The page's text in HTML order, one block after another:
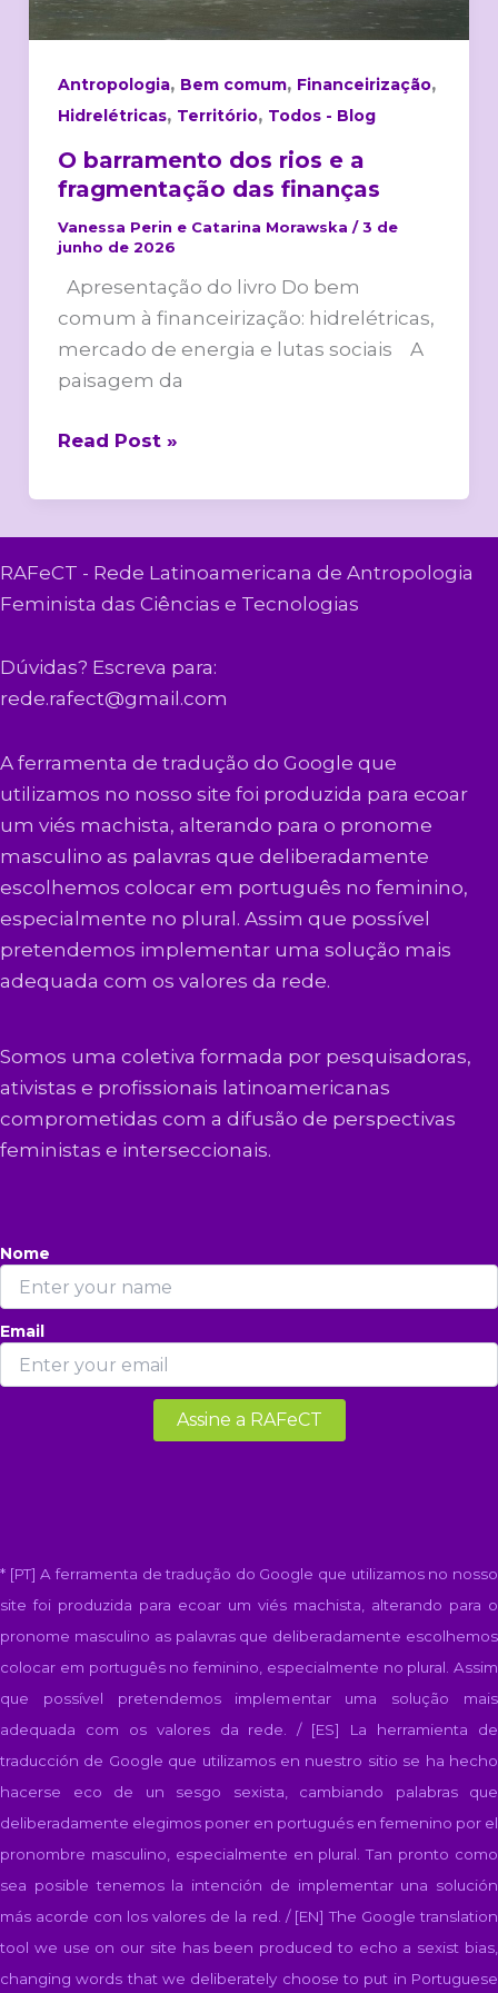
Antropologia, Bem comum, Financeirização,
Hidrelétricas, Território, Todos - Blog
O barramento dos rios e a
fragmentação das finanças
Vanessa Perin e Catarina Morawska /3 de
junho de 2026
Apresentação do livro Do bem
comum à financeirização: hidrelétricas,
mercado de energia e lutas sociais A
paisagem da
a
fragmentação
finanças
Read Post »
RAFeCT - Rede Latinoamericana de Antropologia
Feminista das Ciências e Tecnologias
Dúvidas? Escreva para:
rede.rafect@gmail.com
A ferramenta de tradução do Google que
utilizamos no nosso site foi produzida para ecoar
um viés machista, alterando para o pronome
masculino as palavras que deliberadamente
escolhemos colocar em português no feminino,
especialmente no plural. Assim que possível
pretendemos implementar uma solução mais
adequada com os valores da rede.
Somos uma coletiva formada por pesquisadoras,
ativistas e profissionais latinoamericanas
comprometidas com a difusão de perspectivas
feministas e interseccionais.
Nome
Email
* [PT] A ferramenta de tradução do Google que utilizamos no nosso
site foi produzida para ecoar um viés machista, alterando para o
pronome masculino as palavras que deliberadamente escolhemos
colocar em português no feminino, especialmente no plural. Assim
que possível pretendemos implementar uma solução mais
adequada com os valores da rede. / [ES]
La herramienta de
traducción de Google que utilizamos en nuestro sitio se ha hecho
hacerse eco de un sesgo sexista, cambiando palabras que
deliberadamente elegimos poner en portugués en femenino por el
pronombre masculino, especialmente en plural. Tan pronto como
sea posible tenemos la intención de implementar una solución
más acorde con los valores de la red. / [EN]The Google translation
tool we use on our site has been produced to echo a sexist bias,
changing words that we deliberately choose to put in Portuguese